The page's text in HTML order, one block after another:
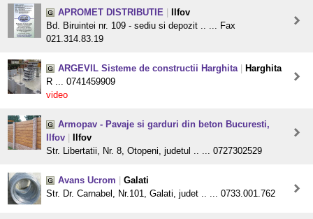
APROMET DISTRIBUTIE
Ilfov
Bd. Biruintei nr. 109 - sediu si depozit .. ... Fax
021.314.83.19
ARGEVIL Sisteme de constructii Harghita
Harghita
R ... 0741459909
video
Armopav - Pavaje si garduri din beton Bucuresti,
Ilfov
Ilfov
Str. Libertatii, Nr. 8, Otopeni, judetul .. ... 0727302529
Avans Ucrom
Galati
Str. Dr. Carnabel, Nr.101, Galati, judet .. ... 0733.001.762